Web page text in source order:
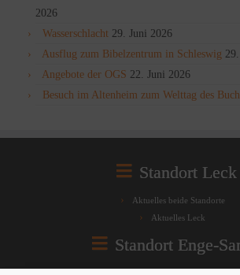
2026
Wasserschlacht 29. Juni 2026
Ausflug zum Bibelzentrum in Schleswig
Angebote der OGS 22. Juni 2026
Besuch im Altenheim zum Welttag des
Standort Leck
Aktuelles beide Standorte
Aktuelles Leck
Standort Enge-